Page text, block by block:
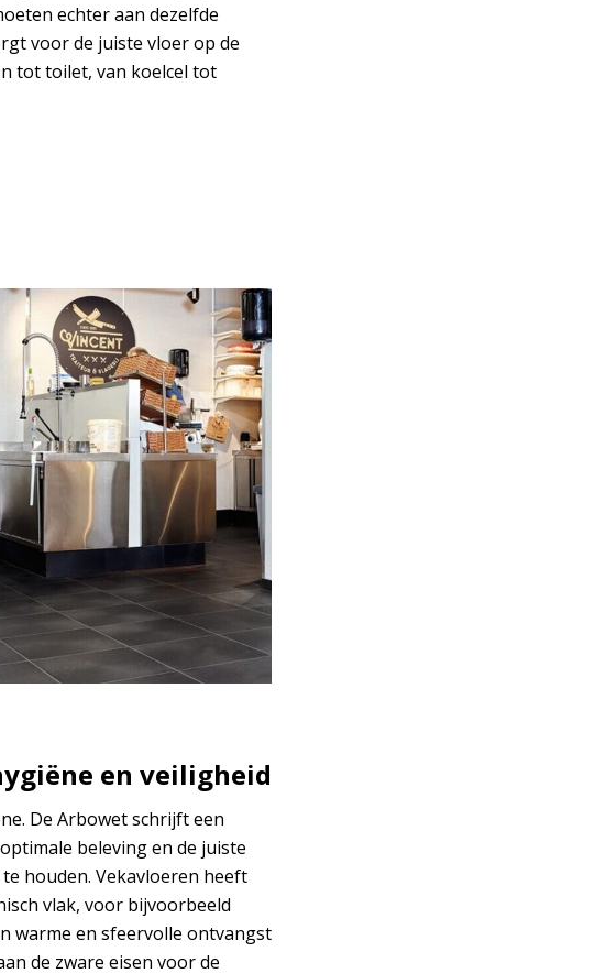
echter aan dezelfde
voor de juiste vloer op de
tot toilet, van koelcel tot
en veiligheid
De Arbowet schrijft een
beleving en de juiste
houden. Vekavloeren heeft
vlak, voor bijvoorbeeld
warme en sfeervolle ontvangst
de zware eisen voor de